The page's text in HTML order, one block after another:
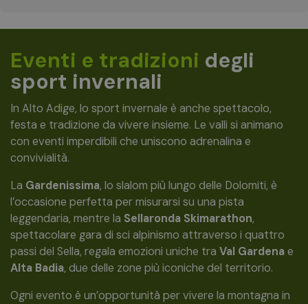
Eventi e tradizioni degli
sport invernali
In Alto Adige, lo sport invernale è anche spettacolo,
festa e tradizione da vivere insieme. Le valli si animano
con eventi imperdibili che uniscono adrenalina e
convivialità.
La Gardenissima, lo slalom più lungo delle Dolomiti, è
l’occasione perfetta per misurarsi su una pista
leggendaria, mentre la Sellaronda Skimarathon,
spettacolare gara di sci alpinismo attraverso i quattro
passi del Sella, regala emozioni uniche tra Val Gardena e
Alta Badia, due delle zone più iconiche del territorio.
Ogni evento è un’opportunità per vivere la montagna in